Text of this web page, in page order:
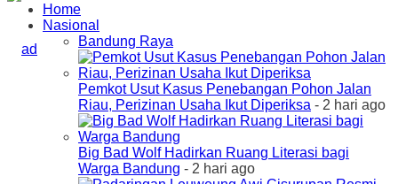
Home
Nasional
Bandung Raya
Pemkot Usut Kasus Penebangan Pohon Jalan
Riau, Perizinan Usaha Ikut Diperiksa - 2 hari ago
Big Bad Wolf Hadirkan Ruang Literasi bagi
Warga Bandung - 2 hari ago